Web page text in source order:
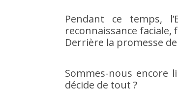
Pendant ce temps,
reconnaissance faciale,
Derrière la promesse
Sommes-nous encore
décide de tout ?